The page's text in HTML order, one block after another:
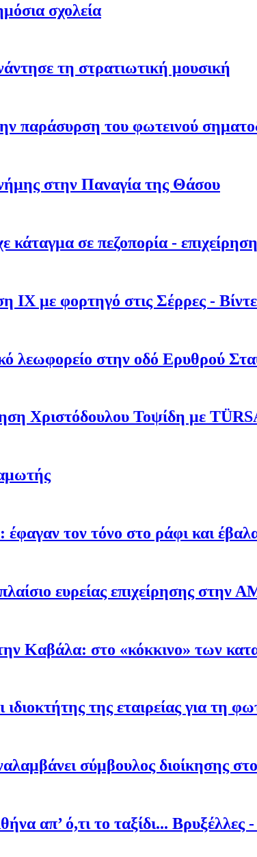
σχολεία
τη στρατιωτική μουσική
παράσυρση του φωτεινού
στην Παναγία της Θάσου
κάταγμα σε πεζοπορία -
με φορτηγό στις Σέρρες -
λεωφορείο στην οδό Ερυθρού
Χριστόδουλου Τοψίδη με
τον τόνο στο ράφι και
ευρείας επιχείρησης στην
Καβάλα: στο «κόκκινο» των
της εταιρείας για τη
σύμβουλος διοίκησης
απ’ ό,τι το ταξίδι... Βρυξέλλες